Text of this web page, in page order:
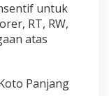
untuk
RT, RW,
atas
Panjang